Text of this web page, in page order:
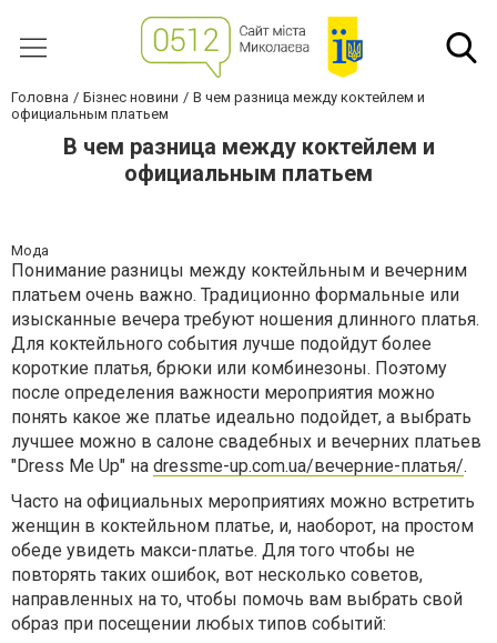
Головна Бізнес новини
В чем разница между коктейлем и
официальным платьем
В чем разница между коктейлем и
официальным платьем
Мода
Понимание разницы между коктейльным и вечерним
платьем очень важно. Традиционно формальные или
изысканные вечера требуют ношения длинного платья.
Для коктейльного события лучше подойдут более
короткие платья, брюки или комбинезоны. Поэтому
после определения важности мероприятия можно
понять какое же платье идеально подойдет, а выбрать
лучшее можно в салоне свадебных и вечерних платьев
"Dress Me Up" на dressme-up.com.ua/вечерние-платья/.
Часто на официальных мероприятиях можно встретить
женщин в коктейльном платье, и, наоборот, на простом
обеде увидеть макси-платье. Для того чтобы не
повторять таких ошибок, вот несколько советов,
направленных на то, чтобы помочь вам выбрать свой
образ при посещении любых типов событий: